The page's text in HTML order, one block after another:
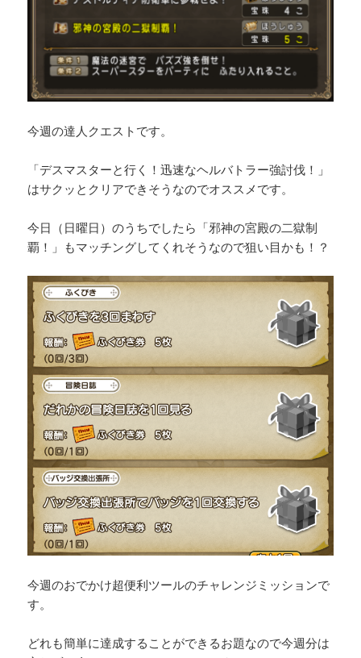
今週の達人クエストです。
「デスマスターと行く！迅速なヘルバトラー強討伐！」
はサクッとクリアできそうなのでオススメです。
今日（日曜日）のうちでしたら「邪神の宮殿の二獄制
覇！」もマッチングしてくれそうなので狙い目かも！？
今週のおでかけ超便利ツールのチャレンジミッションで
す。
どれも簡単に達成することができるお題なので今週分は